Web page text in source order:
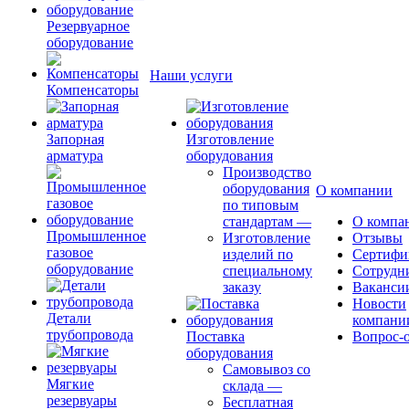
Резервуарное
оборудование
Компенсаторы
Запорная
арматура
Промышленное
газовое
оборудование
Детали
трубопровода
Мягкие
резервуары
Наши услуги
Изготовление
оборудования
Производство
оборудования
по типовым
стандартам —
Изготовление
изделий по
специальному
заказу
Поставка
оборудования
Самовывоз со
склада —
Бесплатная
О компании
О
Отзывы
Новости
Вопрос-